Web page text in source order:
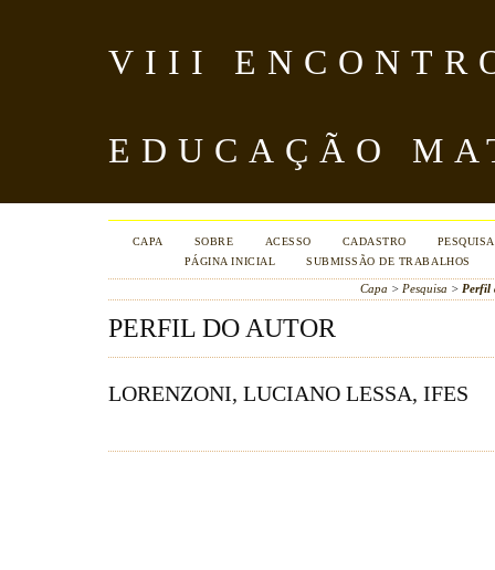
VIII
EDUCAÇÃO
CAPA SOBRE ACESSO CADASTRO
PESQUISA
PÁGINA INICIAL
SUBMISSÃO DE TRABALHOS
Capa > Pesquisa > Perfil
PERFIL DO AUTOR
LORENZONI, LUCIANO LESSA, IFES